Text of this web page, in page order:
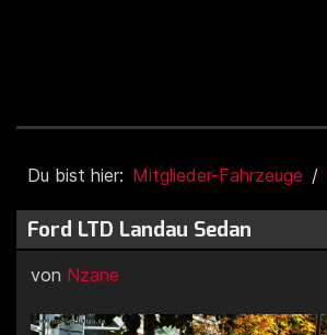
Du bist hier: Mitglieder-Fahrzeuge
Ford LTD Landau Sedan
von Nzane